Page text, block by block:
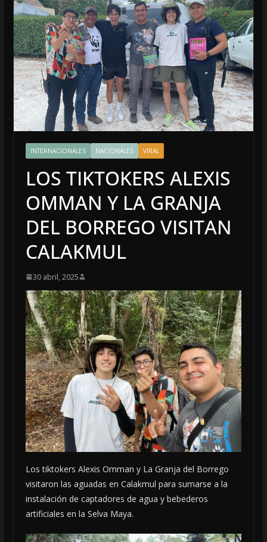
INTERNACIONALES NACIONALES VIRAL
LOS TIKTOKERS ALEXIS
OMMAN Y LA GRANJA
DEL BORREGO VISITAN
CALAKMUL
30 abril, 2025
Los tiktokers Alexis Omman y La Granja del Borrego
visitaron las aguadas en Calakmul para sumarse a la
instalación de captadores de agua y bebederos
artificiales en la Selva Maya.